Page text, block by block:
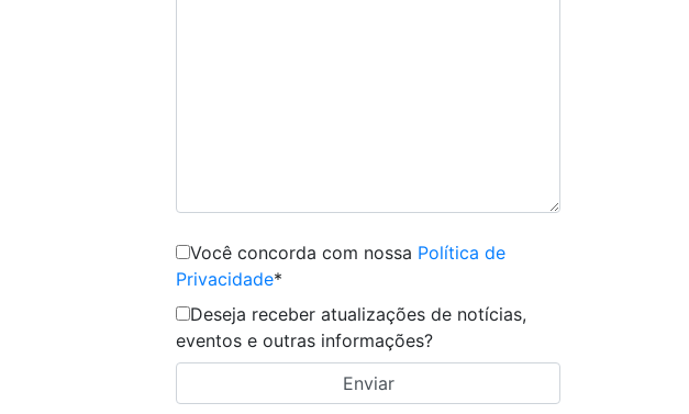
Você concorda com nossa Política de
Privacidade*
Deseja receber atualizações de notícias,
eventos e outras informações?